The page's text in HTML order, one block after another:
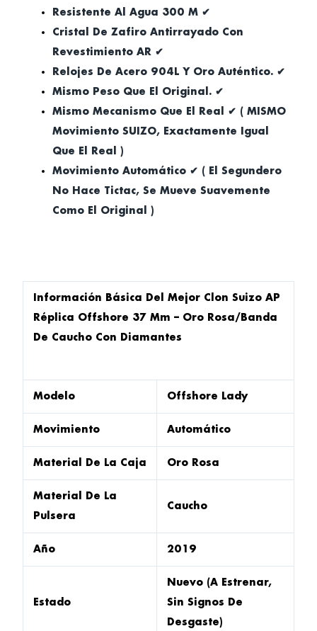
Resistente Al Agua 300 M ✔
Cristal De Zafiro Antirrayado Con
Revestimiento AR ✔
Relojes De Acero 904L Y Oro Auténtico. ✔
Mismo Peso Que El Original. ✔
Mismo Mecanismo Que El Real ✔ ( MISMO
Movimiento SUIZO, Exactamente Igual
Que El Real )
Movimiento Automático ✔ ( El Segundero
No Hace Tictac, Se Mueve Suavemente
Como El Original )
Información Básica Del Mejor Clon Suizo AP
Réplica Offshore 37 Mm – Oro Rosa/Banda
De Caucho Con Diamantes
Modelo Offshore Lady
Movimiento Automático
Material De La Caja Oro Rosa
Material De La
Pulsera
Caucho
Año 2019
Estado
Nuevo (A Estrenar,
Sin Signos De
Desgaste)